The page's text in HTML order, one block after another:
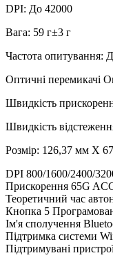
DPI: До 42000
Вага: 59 г±3 г
Частота опитування:
Оптичні перемикачі
Швидкість
Швидкість
Розмір: 126,37 мм X
DPI 800/1600/2400/
Прискорення 65G
Теоретичний час
Кнопка 5
Ім'я сполучення
Підтримка системи
Підтримувані